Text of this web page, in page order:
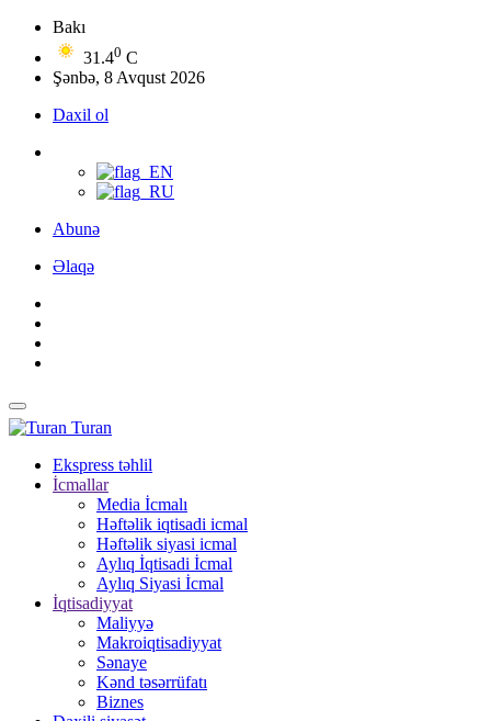
Bakı
31.40 C
Şənbə, 8 Avqust 2026
Daxil ol
Abunə
Əlaqə
Turan
Ekspress təhlil
İcmallar
Media İcmalı
Həftəlik iqtisadi icmal
Həftəlik siyasi icmal
Aylıq İqtisadi İcmal
Aylıq Siyasi İcmal
İqtisadiyyat
Maliyyə
Makroiqtisadiyyat
Sənaye
Kənd təsərrüfatı
Biznes